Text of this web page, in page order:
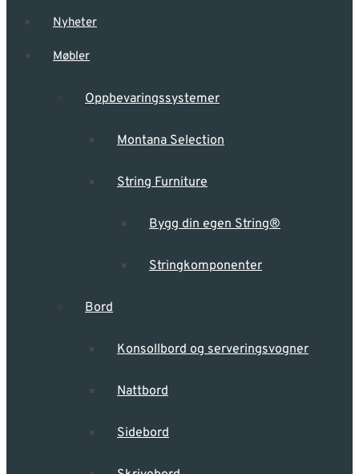
Nyheter
Møbler
Oppbevarings­systemer
Montana Selection
String Furniture
Bygg din egen String®
Stringkomponenter
Bord
Konsollbord og serveringsvogner
Nattbord
Sidebord